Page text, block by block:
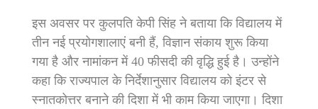
इस अवसर पर कुलपति केपी सिंह ने बताया कि विद्यालय में
तीन नई प्रयोगशालाएं बनी हैं, विज्ञान संकाय शुरू किया
गया है और नामांकन में 40 फीसदी की वृद्धि हुई है। उन्होंने
कहा कि राज्यपाल के निर्देशानुसार विद्यालय को इंटर से
स्नातकोत्तर बनाने की दिशा में भी काम किया जाएगा। दिशा